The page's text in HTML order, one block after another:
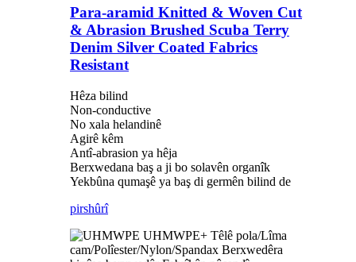
Para-aramid Knitted & Woven Cut
& Abrasion Brushed Scuba Terry
Denim Silver Coated Fabrics
Resistant
Hêza bilind
Non-conductive
No xala helandinê
Agirê kêm
Antî-abrasion ya hêja
Berxwedana baş a ji bo solavên organîk
Yekbûna qumaşê ya baş di germên bilind de
pirshûrî